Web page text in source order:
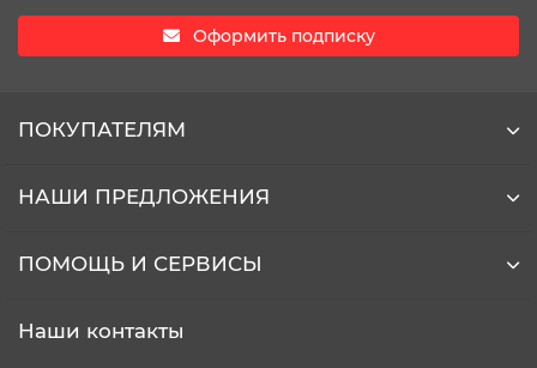
Оформить подписку
ПОКУПАТЕЛЯМ
НАШИ ПРЕДЛОЖЕНИЯ
ПОМОЩЬ И СЕРВИСЫ
Наши контакты